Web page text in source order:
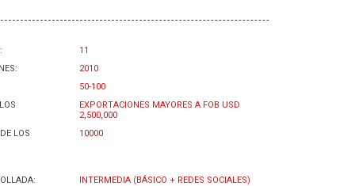
11
2010
50-100
EXPORTACIONES MAYORES A FOB USD
2,500,000
LOS
10000
INTERMEDIA (BÁSICO + REDES SOCIALES)